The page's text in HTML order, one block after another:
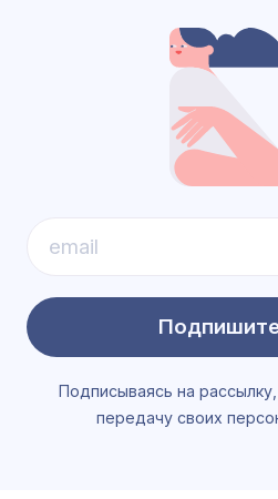
Подписываясь на
передачу своих